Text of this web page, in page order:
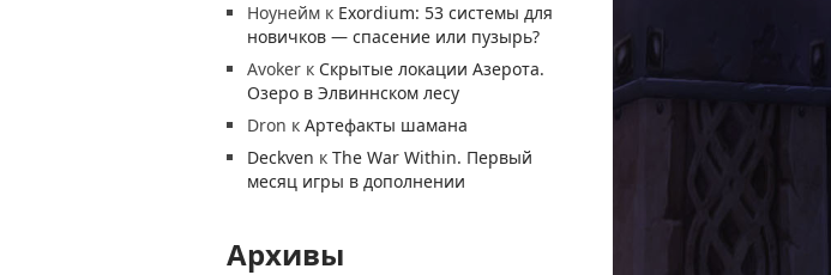
Ноунейм к Exordium: 53 системы для
новичков — спасение или пузырь?
Avoker к Скрытые локации Азерота.
Озеро в Элвиннском лесу
Dron кАртефакты шамана
Deckven кThe War Within. Первый
месяц игры в дополнении
Архивы